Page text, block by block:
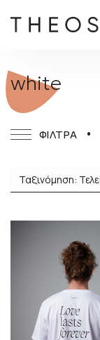
white
ΦΙΛΤΡΑ